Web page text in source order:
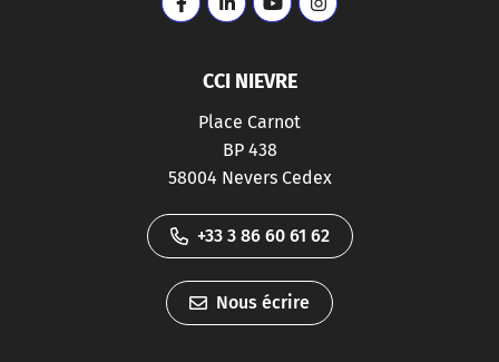
Lien vers le compte Facebook
Lien vers le compte Linkedin
Lien vers la chaîne Youtube
Lien vers le compte
CCI NIEVRE
Place Carnot
BP 438
58004 Nevers Cedex
+33 3 86 60 61 62
Nous écrire